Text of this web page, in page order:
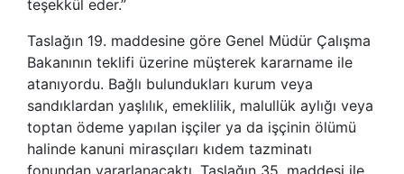
teşekkül eder.”
Taslağın 19. maddesine göre Genel Müdür Çalışma
Bakanının teklifi üzerine müşterek kararname ile
atanıyordu. Bağlı bulundukları kurum veya
sandıklardan yaşlılık, emeklilik, malullük aylığı veya
toptan ödeme yapılan işçiler ya da işçinin ölümü
halinde kanuni mirasçıları kıdem tazminatı
fonundan yararlanacaktı. Taslağın 35. maddesi ile